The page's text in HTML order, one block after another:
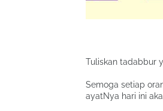
Tuliskan tadabbur
Semoga setiap